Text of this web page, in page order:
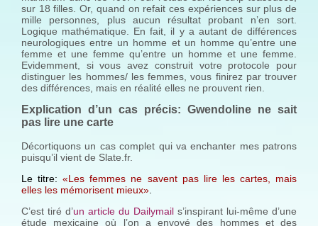
sur 18 filles. Or, quand on refait ces expériences sur plus de
mille personnes, plus aucun résultat probant n’en sort.
Logique mathématique. En fait, il y a autant de différences
neurologiques entre un homme et un homme qu’entre une
femme et une femme qu’entre un homme et une femme.
Evidemment, si vous avez construit votre protocole pour
distinguer les hommes/ les femmes, vous finirez par trouver
des différences, mais en réalité elles ne prouvent rien.
Explication d’un cas précis: Gwendoline ne sait
pas lire une carte
Décortiquons un cas complet qui va enchanter mes patrons
puisqu’il vient de Slate.fr.
Le titre:«Les femmes ne savent pas lire les cartes, mais
elles les mémorisent mieux»
C’est tiré d’un article du Dailymail s’inspirant lui-même d’une
étude mexicaine où l’on a envoyé des hommes et des